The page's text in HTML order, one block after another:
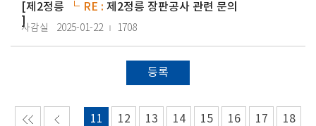
[제2정릉
]
RE : 제2정릉 장판공사 관련 문의
사감실 2025-01-22 1708
등록
11 12 13 14 15 16 17 18